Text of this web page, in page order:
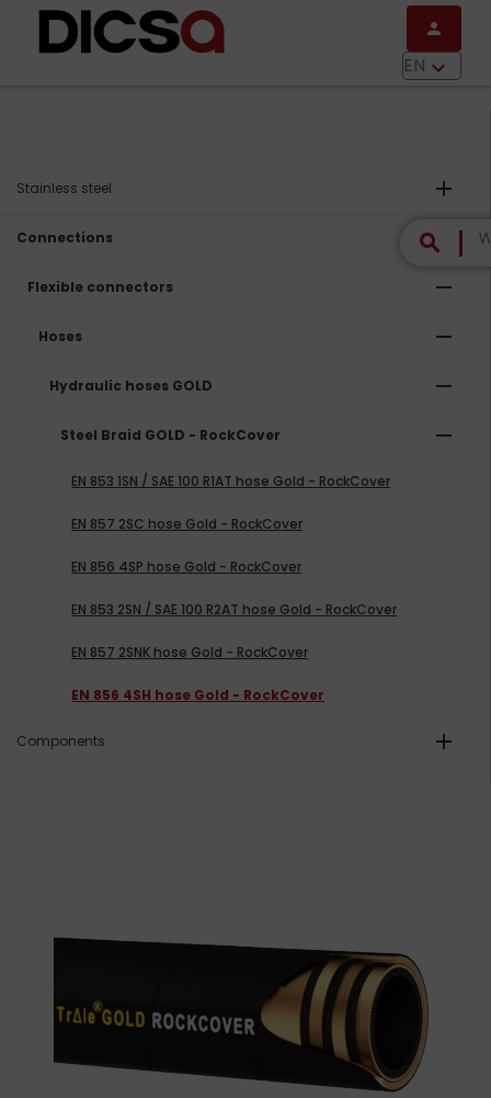
Skip to main content
person
EN keyboard_arrow_down
search
Stainless steel add
Connections remove
Flexible connectors remove
Hoses remove
Hydraulic hoses GOLD remove
Steel Braid GOLD - RockCover remove
EN 853 1SN / SAE 100 R1AT hose Gold - RockCover
EN 857 2SC hose Gold - RockCover
EN 856 4SP hose Gold - RockCover
EN 853 2SN / SAE 100 R2AT hose Gold - RockCover
EN 857 2SNK hose Gold - RockCover
EN 856 4SH hose Gold - RockCover
Components add